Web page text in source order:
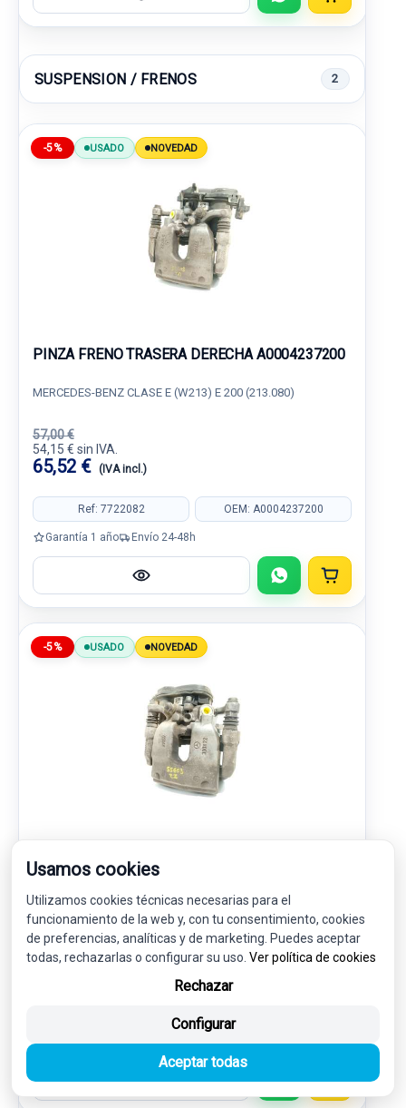
SUSPENSION / FRENOS 2
-5% USADO NOVEDAD
PINZA FRENO TRASERA DERECHA A0004237200
MERCEDES-BENZ CLASE E (W213) E 200 (213.080)
57,00 €
54,15 € sin IVA.
65,52 € (IVA incl.)
Ref: 7722082 OEM: A0004237200
Garantía 1 año Envío 24-48h
-5% USADO NOVEDAD
A0004237100
MERCEDES-BENZ CLASE E (W213) E 200 (213.080)
57,00 €
54,15 € sin IVA.
Garantía 1 año Envío 24-48h
Usamos cookies
Utilizamos cookies técnicas necesarias para el
funcionamiento de la web y, con tu consentimiento, cookies
de preferencias, analíticas y de marketing. Puedes aceptar
todas, rechazarlas o configurar su uso. Ver política de cookies
Rechazar
Configurar
Aceptar todas